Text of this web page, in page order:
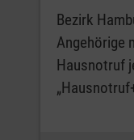
Bezirk
Angehörige
Hausnotruf